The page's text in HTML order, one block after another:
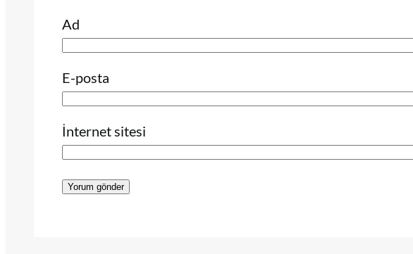
Ad
E-posta
İnternet sitesi